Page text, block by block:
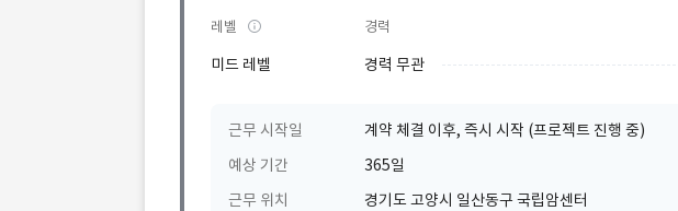
레벨 경력
미드 레벨 경력 무관
근무 시작일
계약 체결 이후, 즉시 시작 (프로젝트 진행 중)
예상 기간
365일
근무 위치
경기도 고양시 일산동구 국립암센터